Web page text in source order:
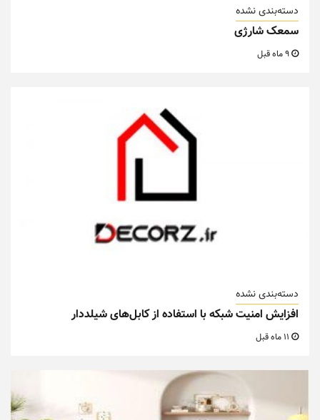
دسته‌بندی نشده
سمعک شارژی
دسته‌بندی نشده
افزایش امنیت شبکه با استفاده از کابل‌های شیلددار